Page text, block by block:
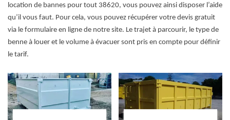
location de bannes pour tout 38620, vous pouvez ainsi disposer l’aide
qu’il vous faut. Pour cela, vous pouvez récupérer votre devis gratuit
via le formulaire en ligne de notre site. Le trajet à parcourir, le type de
benne à louer et le volume à évacuer sont pris en compte pour définir
le tarif.